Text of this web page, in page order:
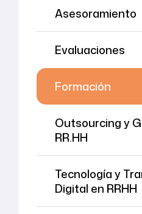
Asesoramiento
Evaluaciones
Formación
Outsourcing y
RR.HH
Tecnología y
Digital en RRHH